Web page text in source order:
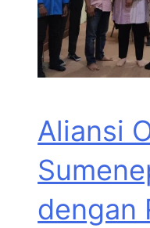
Aliansi
dengan